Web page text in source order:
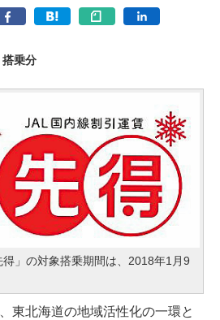
乗分
得」の対象搭乗期間は、2018年1月9
東北海道の地域活性化の一環と